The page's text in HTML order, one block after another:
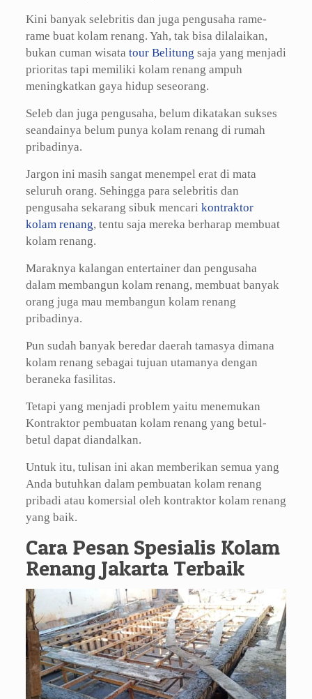
Kini banyak selebritis dan juga pengusaha rame-
rame buat kolam renang. Yah, tak bisa dilalaikan,
bukan cuman wisata tour Belitung saja yang menjadi
prioritas tapi memiliki kolam renang ampuh
meningkatkan gaya hidup seseorang.
Seleb dan juga pengusaha, belum dikatakan sukses
seandainya belum punya kolam renang di rumah
pribadinya.
Jargon ini masih sangat menempel erat di mata
seluruh orang. Sehingga para selebritis dan
pengusaha sekarang sibuk mencari kontraktor
kolam renang, tentu saja mereka berharap membuat
kolam renang.
Maraknya kalangan entertainer dan pengusaha
dalam membangun kolam renang, membuat banyak
orang juga mau membangun kolam renang
pribadinya.
Pun sudah banyak beredar daerah tamasya dimana
kolam renang sebagai tujuan utamanya dengan
beraneka fasilitas.
Tetapi yang menjadi problem yaitu menemukan
Kontraktor pembuatan kolam renang yang betul-
betul dapat diandalkan.
Untuk itu, tulisan ini akan memberikan semua yang
Anda butuhkan dalam pembuatan kolam renang
pribadi atau komersial oleh kontraktor kolam renang
yang baik.
Cara Pesan Spesialis Kolam
Renang Jakarta Terbaik